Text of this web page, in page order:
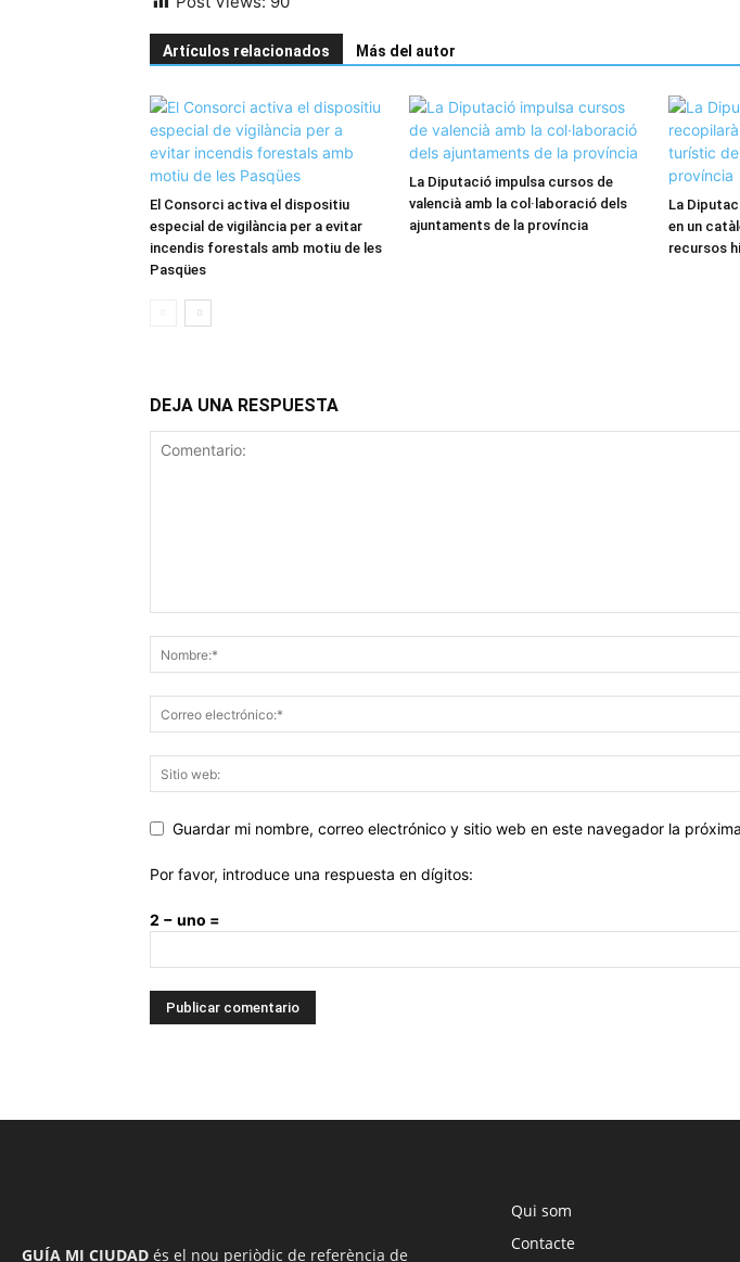
Artículos relacionados Más del autor
El Consorci activa el dispositiu
especial de vigilància per a evitar
incendis forestals amb motiu de les
Pasqües
La Diputació impulsa cursos de
valencià amb la col·laboració dels
ajuntaments de la província
La
en un
recursos
DEJA UNA RESPUESTA
Guardar mi nombre, correo electrónico y sitio web en este navegador la
Por favor, introduce una respuesta en dígitos:
2 − uno =
GUÍA MI CIUDAD és el nou periòdic de referència de
Qui som
Contacte